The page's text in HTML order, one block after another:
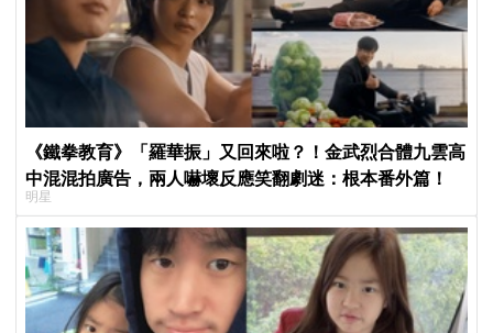
《鐵拳教育》「羅華振」又回來啦？！金武烈合體九雲高
中混混拍廣告，兩人嚇壞反應笑翻劇迷：根本番外篇！
明星